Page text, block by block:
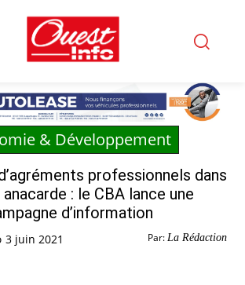
& Développement
professionnels dans
: le CBA lance une
d’information
Par: La Rédaction
3 juin 2021